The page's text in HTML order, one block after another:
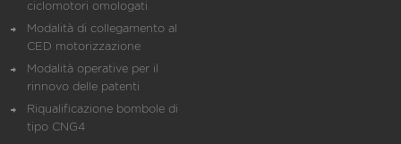
ciclomotori omologati
Modalità di collegamento al
CED motorizzazione
Modalità operative per il
rinnovo delle patenti
Riqualificazione bombole di
tipo CNG4